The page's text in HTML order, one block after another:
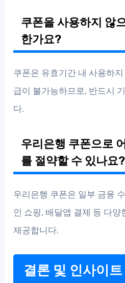
쿠폰을 사용하지 않
한가요?
쿠폰은 유효기간 내 사용하
급이 불가능하므로, 반드시
다.
우리은행 쿠폰으로
를 절약할 수 있나요?
우리은행 쿠폰은 일부 금융
인 쇼핑, 배달앱 결제 등 다
제공합니다.
결론 및 인사이트